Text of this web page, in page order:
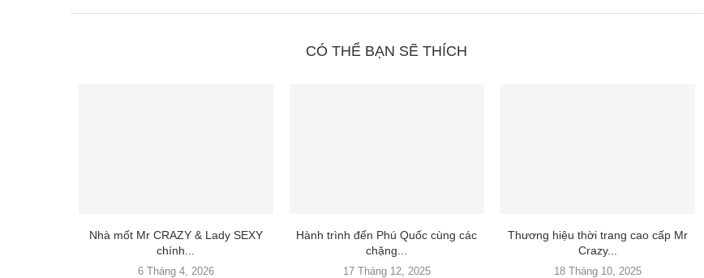
CÓ THỂ BẠN SẼ THÍCH
Nhà mốt Mr CRAZY & Lady SEXY
chính...
6 Tháng 4, 2026
Hành trình đến Phú Quốc cùng các
chặng...
17 Tháng 12, 2025
Thương hiệu thời trang cao cấp Mr
Crazy...
18 Tháng 10, 2025